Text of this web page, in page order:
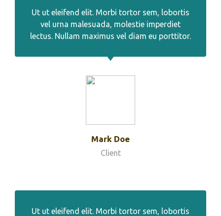
Ut ut eleifend elit. Morbi tortor sem, lobortis
vel urna malesuada, molestie imperdiet
lectus. Nullam maximus vel diam eu porttitor.
Mark Doe
Client
Ut ut eleifend elit. Morbi tortor sem, lobortis